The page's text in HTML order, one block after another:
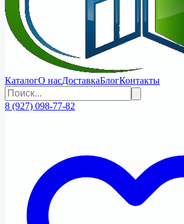
КаталогО насДоставкаБлогКонтакты
8 (927) 098-77-82